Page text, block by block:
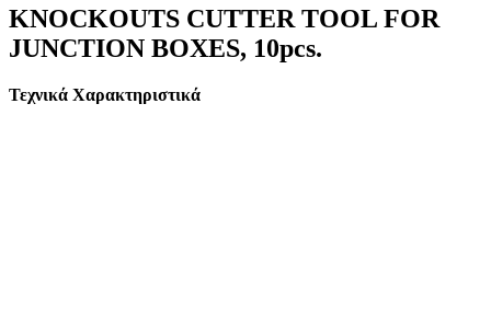
KNOCKOUTS CUTTER TOOL FOR
JUNCTION BOXES, 10pcs.
Τεχνικά Χαρακτηριστικά